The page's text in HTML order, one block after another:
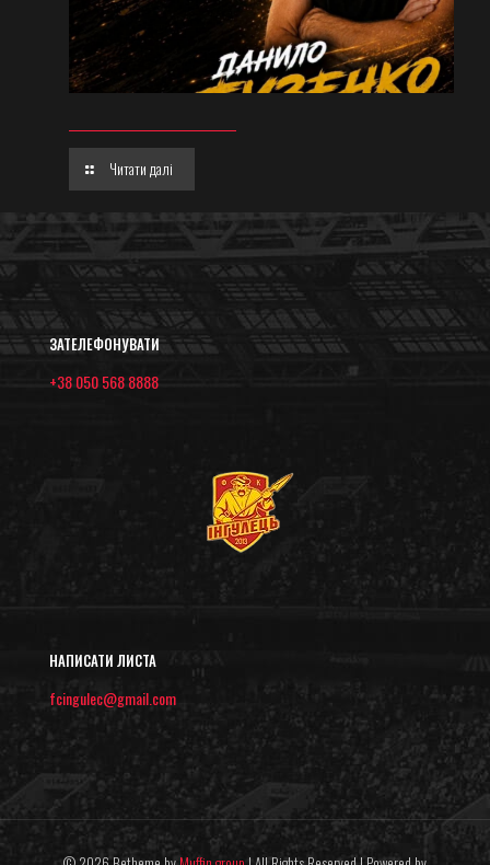
Читати далі
ЗАТЕЛЕФОНУВАТИ
+38 050 568 8888
НАПИСАТИ ЛИСТА
fcingulec@gmail.com